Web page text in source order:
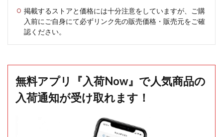
掲載するストアと価格には十分注意をしていますが、ご購
入前にご自身にて必ずリンク先の販売価格・販売元をご確
認ください。
無料アプリ『入荷Now』で人気商品の
入荷通知が受け取れます！